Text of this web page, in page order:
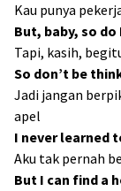
Kau punya
But, baby, so do
Tapi, kasih,
So don’t be
Jadi jangan
apel
I never learned
Aku tak pernah
But I can find a